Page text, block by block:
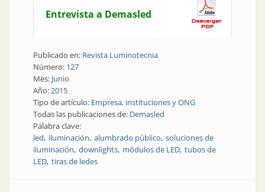
Entrevista a Demasled
Publicado en: Revista Luminotecnia
Número: 127
Mes: Junio
Año:2015
Tipo de artículo: Empresa, instituciones y ONG
Todas las publicaciones de: Demasled
Palabra clave:
led iluminación alumbrado público soluciones de
iluminación downlights módulos de LED tubos de
LED tiras de ledes